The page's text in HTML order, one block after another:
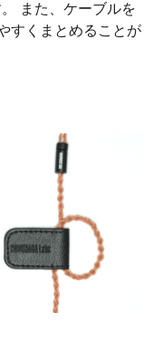
また、ケーブルを
すくまとめることが